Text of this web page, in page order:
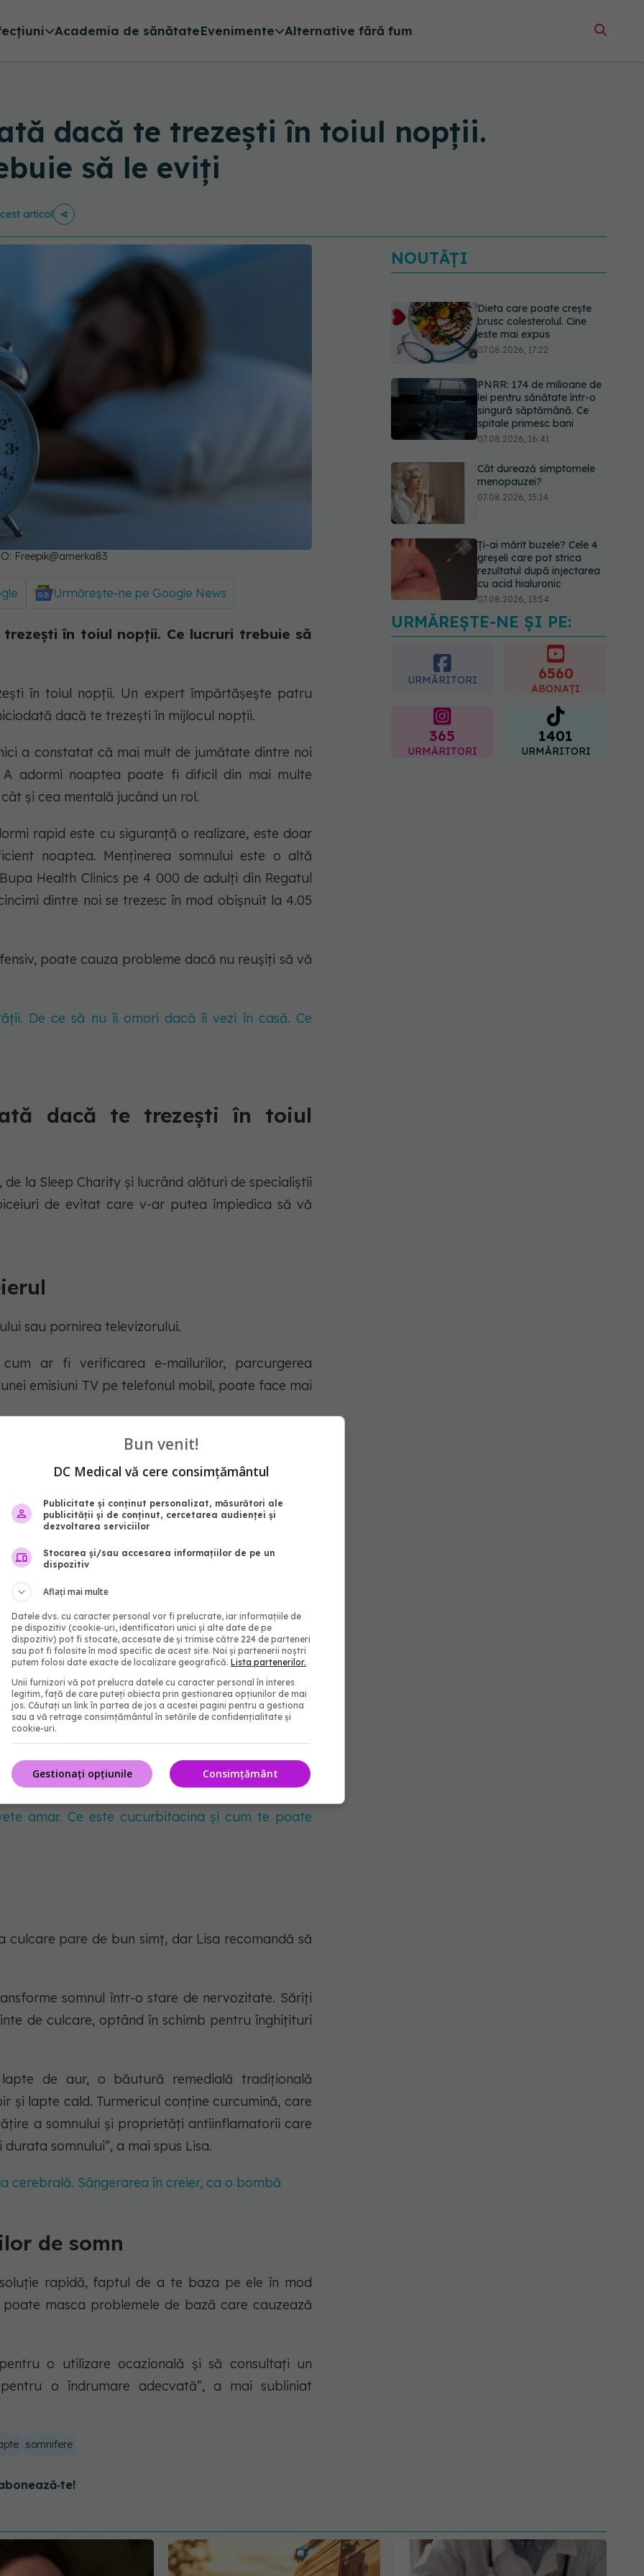
Academia de sănătateEvenimente Alternative fără fum
dacă te trezești în toiul nopții.
să le eviți
articol
Freepik@amerka83
Urmărește-ne pe Google News
în toiul nopții. Ce lucruri trebuie să
în toiul nopții. Un expert împărtășește patru
dacă te trezești în mijlocul nopții.
a constatat că mai mult de jumătate dintre noi
A adormi noaptea poate fi dificil din mai multe
și cea mentală jucând un rol.
rapid este cu siguranță o realizare, este doar
noaptea. Menținerea somnului este o altă
Health Clinics pe 4 000 de adulți din Regatul
dintre noi se trezesc în mod obișnuit la 4.05
poate cauza probleme dacă nu reușiți să vă
De ce să nu îi omori dacă îi vezi în casă. Ce
dacă te trezești în toiul
la Sleep Charity și lucrând alături de specialiștii
de evitat care v-ar putea împiedica să vă
sau pornirea televizorului.
ar fi verificarea e-mailurilor, parcurgerea
emisiuni TV pe telefonul mobil, poate face mai
vă pot perturba și mai mult ciclul somn-veghe.
cum ar fi cititul unei cărți sau ascultarea de
despre lupta cu dislexia: Un dezastru. Eram
de a trage un pui de somn lung în timpul zilei,
la 4 dimineața.
cu unitatea de somn și face mai greu să
tragi un pui de somn, fă-o înainte de ora 15:00 și
a mai atras atenția expertul.
amar. Ce este cucurbitacina și cum te poate
culcare pare de bun simț, dar Lisa recomandă să
somnul într-o stare de nervozitate. Săriți
de culcare, optând în schimb pentru înghițituri
de aur, o băutură remedială tradițională
și lapte cald. Turmericul conține curcumină, care
a somnului și proprietăți antiinflamatorii care
somnului”, a mai spus Lisa.
cerebrală. Sângerarea în creier, ca o bombă
de somn
rapidă, faptul de a te baza pe ele în mod
masca problemele de bază care cauzează
o utilizare ocazională și să consultați un
o îndrumare adecvată”, a mai subliniat
somnifere
NOUTĂȚI
Dieta care poate crește
brusc colesterolul. Cine
este mai expus
07.08.2026, 17:22
PNRR: 174 de milioane de
lei pentru sănătate într-o
singură săptămână. Ce
spitale primesc bani
07.08.2026, 16:41
Cât durează simptomele
menopauzei?
07.08.2026, 15:14
Ți-ai mărit buzele? Cele 4
greșeli care pot strica
rezultatul după injectarea
cu acid hialuronic
07.08.2026, 13:54
Testul din deget care ar
putea indica riscul pentru 8
07.08.2026, 18:34
URMĂREȘTE-NE ȘI PE:
URMĂRITORI 6560
ABONAȚI
365
URMĂRITORI
1401
URMĂRITORI
Bun venit!
DC Medical vă cere consimțământul
Publicitate și conținut personalizat, măsurători ale
publicității și de conținut, cercetarea audienței și
dezvoltarea serviciilor
Stocarea și/sau accesarea informațiilor de pe un
dispozitiv
Aflați mai multe
Datele dvs. cu caracter personal vor fi prelucrate, iar informațiile de
pe dispozitiv (cookie-uri, identificatori unici și alte date de pe
dispozitiv) pot fi stocate, accesate de și trimise către 224 de parteneri
sau pot fi folosite în mod specific de acest site. Noi și partenerii noștri
putem folosi date exacte de localizare geografică. Lista partenerilor.
Unii furnizori vă pot prelucra datele cu caracter personal în interes
legitim, față de care puteți obiecta prin gestionarea opțiunilor de mai
jos. Căutați un link în partea de jos a acestei pagini pentru a gestiona
sau a vă retrage consimțământul în setările de confidențialitate și
cookie-uri.
Consimțământ
Gestionați opțiunile